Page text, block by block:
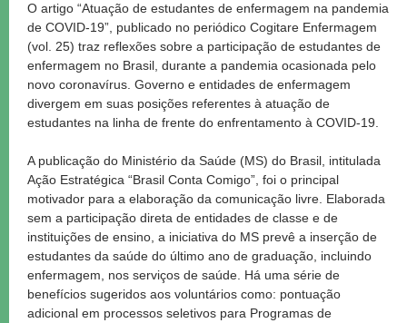
O artigo “Atuação de estudantes de enfermagem na pandemia
de COVID-19”, publicado no periódico Cogitare Enfermagem
(vol. 25) traz reflexões sobre a participação de estudantes de
enfermagem no Brasil, durante a pandemia ocasionada pelo
novo coronavírus. Governo e entidades de enfermagem
divergem em suas posições referentes à atuação de
estudantes na linha de frente do enfrentamento à COVID-19.
A publicação do Ministério da Saúde (MS) do Brasil, intitulada
Ação Estratégica “Brasil Conta Comigo”, foi o principal
motivador para a elaboração da comunicação livre. Elaborada
sem a participação direta de entidades de classe e de
instituições de ensino, a iniciativa do MS prevê a inserção de
estudantes da saúde do último ano de graduação, incluindo
enfermagem, nos serviços de saúde. Há uma série de
benefícios sugeridos aos voluntários como: pontuação
adicional em processos seletivos para Programas de